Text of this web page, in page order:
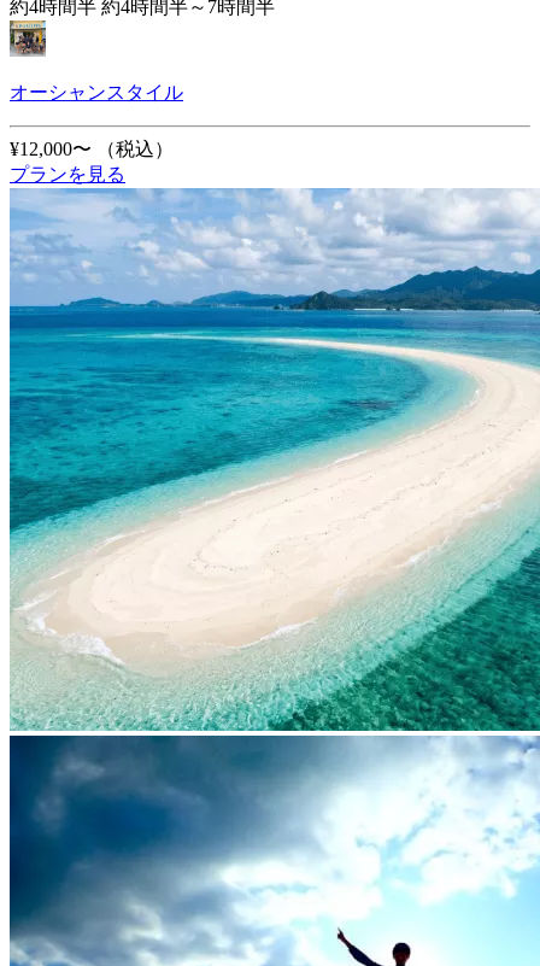
約4時間半 約4時間半～7時間半
オーシャンスタイル
¥12,000〜
（税込）
プランを見る